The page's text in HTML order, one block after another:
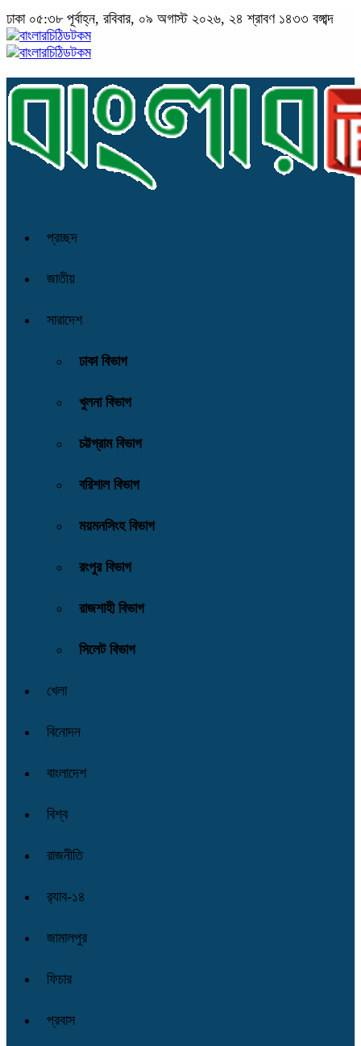
ঢাকা ০৫:৩৮ পূর্বাহ্ন, রবিবার, ০৯ অগাস্ট ২০২৬, ২৪ শ্রাবণ ১৪৩৩ বঙ্গাব্দ
প্রচ্ছদ
জাতীয়
সারাদেশ
ঢাকা বিভাগ
খুলনা বিভাগ
চট্টগ্রাম বিভাগ
বরিশাল বিভাগ
ময়মনসিংহ বিভাগ
রংপুর বিভাগ
রাজশাহী বিভাগ
সিলেট বিভাগ
খেলা
বিনোদন
বাংলাদেশ
বিশ্ব
রাজনীতি
র‌্যাব-১৪
জামালপুর
ফিচার
প্রবাস